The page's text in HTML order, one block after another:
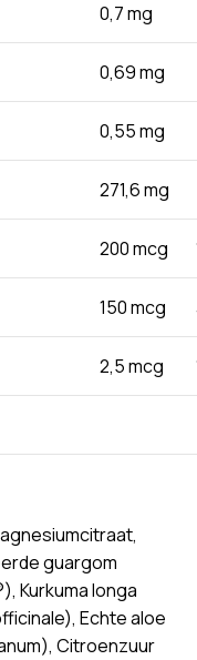
0,7 mg
0,69 mg
0,55 mg
271,6 mg
200 mcg
150 mcg
2,5 mcg
guargom
Kurkuma longa
Echte aloe
Citroenzuur